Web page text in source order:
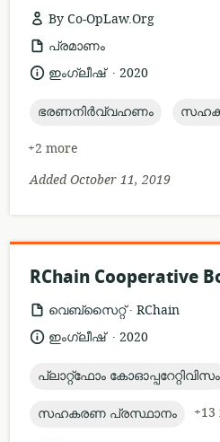
By Co-OpLaw.Org
resource
format:
പ്രമാണം
language:
ഇംഗ്ലീഷ് .
date2020
topic:
ഭരണനിർവ്വഹണം topic:
+2 more
Added October 11, 2019
RChain Cooperative
resource
format:
വെബ്സൈറ്റ് .
publisher:
RChain
language:
ഇംഗ്ലീഷ് .
date2020
topic:
പ്ലാറ്റ്ഫോം കോഓപ്പറേറ്റിവിസം
topic:
സഹകരണ പ്രസ്ഥാനം